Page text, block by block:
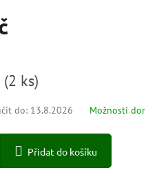
(2 ks)
do: 13.8.2026 Možnosti
Přidat do košíku